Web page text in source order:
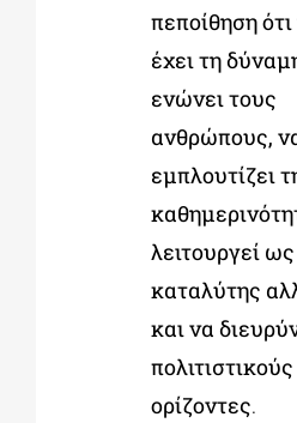
πεποίθηση
έχει τη
ενώνει τους
ανθρώπους,
εμπλουτίζει
λειτουργεί ως
καταλύτης
και να
πολιτιστικούς
ορίζοντες.